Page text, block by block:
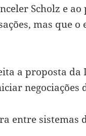
Scholz e
mas que
a proposta
negociações
entre